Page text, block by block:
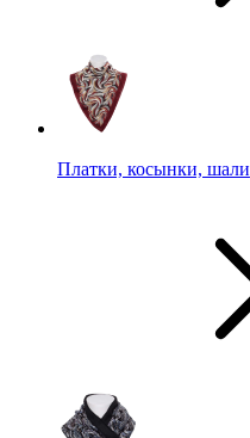
Платки, косынки, шали